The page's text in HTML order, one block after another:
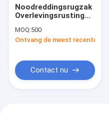
Noodreddingsrugzak
Overlevingsrusting
waterdicht Tactisch
pakket Outdoor
Oxford stof
MOQ:500
Ontvang de meest recente Prijs
Contact nu